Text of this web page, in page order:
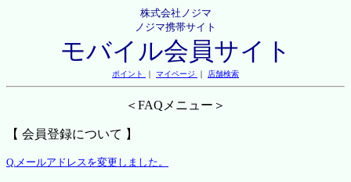
株式会社ノジマ
ノジマ携帯サイト
モバイル会員サイト
ポイント ｜ マイページ ｜ 店舗検索
＜FAQメニュー＞
【 会員登録について 】
Q.メールアドレスを変更しました。